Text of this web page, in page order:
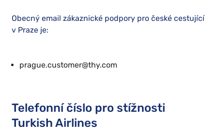
Obecný email zákaznické podpory pro české cestující
v Praze je:
prague.customer@thy.com
Telefonní číslo pro stížnosti
Turkish Airlines